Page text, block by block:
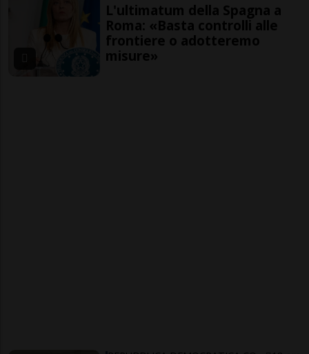
L'ultimatum della Spagna a
Roma: «Basta controlli alle
frontiere o adotteremo
misure»